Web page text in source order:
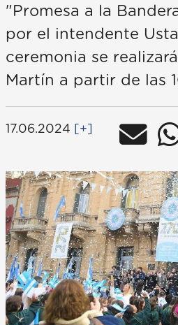
"Promesa a la
por el intendente
ceremonia se
Martín a partir de las
17.06.2024 [+]